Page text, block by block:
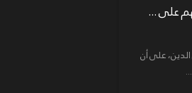
على ...
على أن